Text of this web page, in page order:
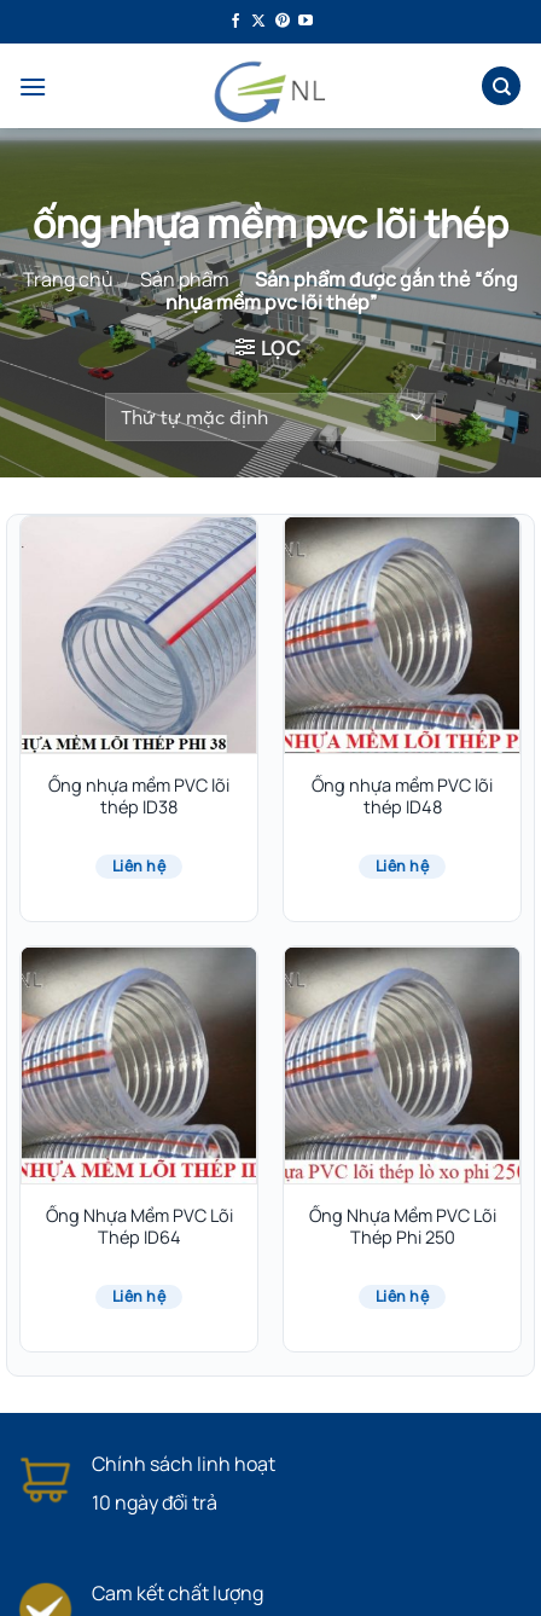
qua
dung
ống nhựa mềm pvc lõi thép
Trang chủ / Sản phẩm / Sản phẩm được gắn thẻ “ống
nhựa mềm pvc lõi thép”
LỌC
Ống nhựa mềm PVC lõi
thép ID38
Liên hệ
Ống nhựa mềm PVC lõi
thép ID48
Liên hệ
Ống Nhựa Mềm PVC Lõi
Thép ID64
Liên hệ
Ống Nhựa Mềm PVC Lõi
Thép Phi 250
Liên hệ
Chính sách linh hoạt
10 ngày đổi trả
Cam kết chất lượng